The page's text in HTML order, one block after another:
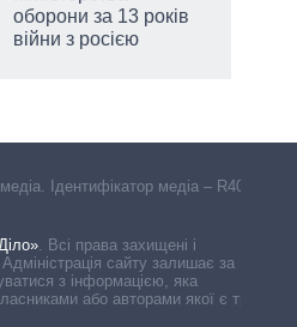
оборони за 13 років
війни з росією
Ідентифікатор медіа – R40-
Всі права захищені і
сайту залишає за
з інформацією, яка
або авторами якої є треті